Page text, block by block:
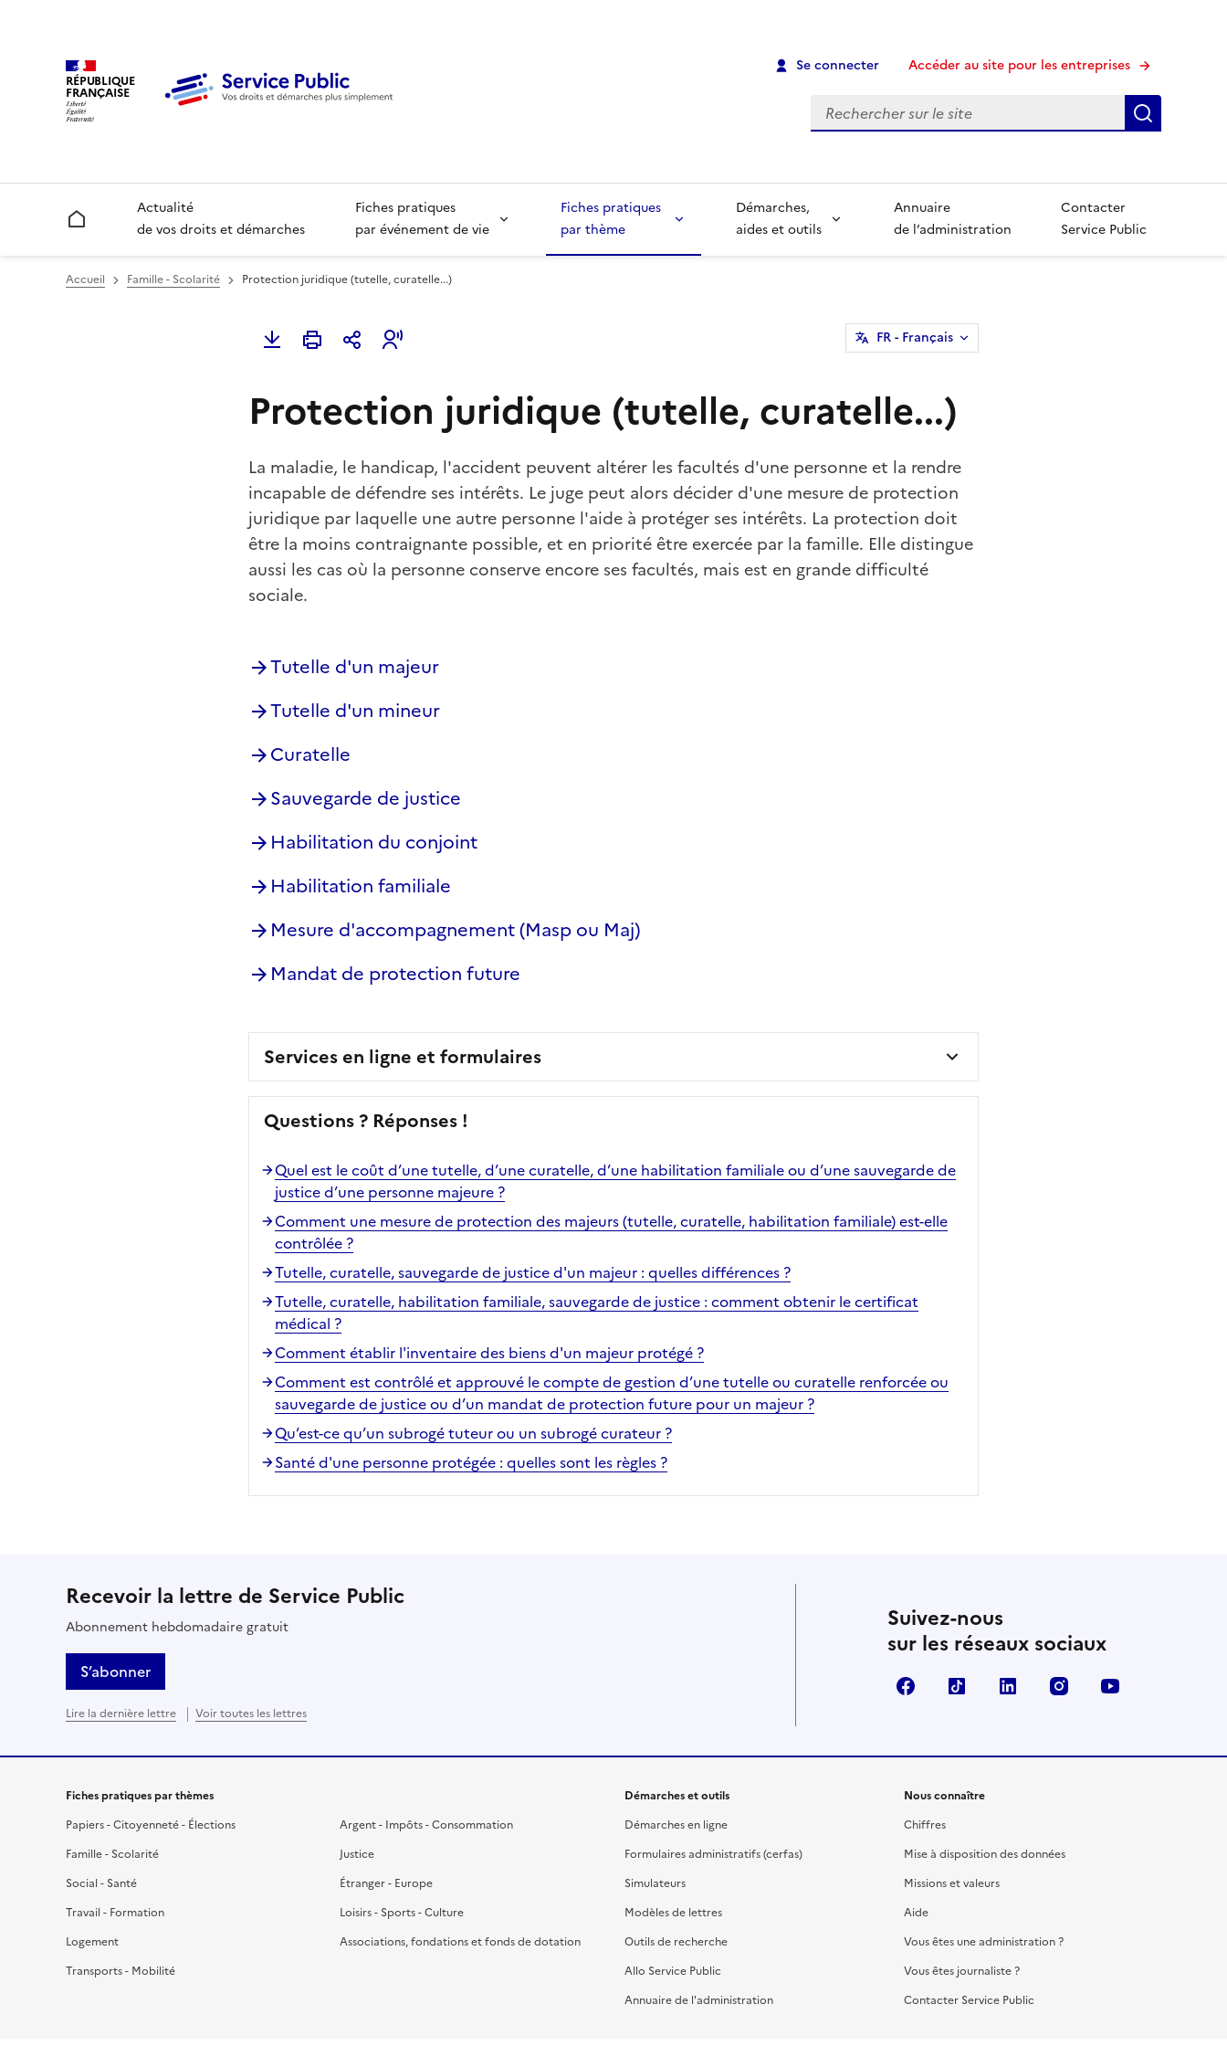
RÉPUBLIQUE
FRANÇAISE
Se connecter Accéder au site pour les entreprises
Recherche
Accueil
Actualité
de vos droits et démarches
Fiches pratiques
par événement de vie
Fiches pratiques
par thème
Démarches,
aides et outils
Annuaire
de l’administration
Contacter
Service Public
Accueil Famille - Scolarité Protection juridique (tutelle, curatelle...)
FR- Français
Protection juridique (tutelle, curatelle...)
La maladie, le handicap, l'accident peuvent altérer les facultés d'une personne et la rendre
incapable de défendre ses intérêts. Le juge peut alors décider d'une mesure de protection
juridique par laquelle une autre personne l'aide à protéger ses intérêts. La protection doit
être la moins contraignante possible, et en priorité être exercée par la famille. Elle distingue
aussi les cas où la personne conserve encore ses facultés, mais est en grande difficulté
sociale.
Tutelle d'un majeur
Tutelle d'un mineur
Curatelle
Sauvegarde de justice
Habilitation du conjoint
Habilitation familiale
Mesure d'accompagnement (Masp ou Maj)
Mandat de protection future
Services en ligne et formulaires
Questions ? Réponses !
Quel est le coût d’une tutelle, d’une curatelle, d’une habilitation familiale ou d’une sauvegarde de
justice d’une personne majeure ?
Comment une mesure de protection des majeurs (tutelle, curatelle, habilitation familiale) est-elle
contrôlée ?
Tutelle, curatelle, sauvegarde de justice d'un majeur : quelles différences ?
Tutelle, curatelle, habilitation familiale, sauvegarde de justice : comment obtenir le certificat
médical ?
Comment établir l'inventaire des biens d'un majeur protégé ?
Comment est contrôlé et approuvé le compte de gestion d’une tutelle ou curatelle renforcée ou
sauvegarde de justice ou d’un mandat de protection future pour un majeur ?
Qu’est-ce qu’un subrogé tuteur ou un subrogé curateur ?
Santé d'une personne protégée : quelles sont les règles ?
Recevoir la lettre de Service Public
Abonnement hebdomadaire gratuit
S’abonner
Lire la dernière lettre Voir toutes les lettres
Suivez-nous
sur les réseaux sociaux
FacebookTikTok LinkedIn Instagram
Fiches pratiques par thèmes
Papiers - Citoyenneté - Élections
Famille - Scolarité
Social - Santé
Travail - Formation
Logement
Transports - Mobilité
Argent - Impôts - Consommation
Justice
Étranger - Europe
Loisirs - Sports - Culture
Associations, fondations et fonds de dotation
Démarches et outils
Démarches en ligne
Formulaires administratifs (cerfas)
Simulateurs
Modèles de lettres
Outils de recherche
Allo Service Public
Annuaire de l'administration
Nous connaître
Chiffres
Mise à disposition des données
Missions et valeurs
Aide
Vous êtes une administration ?
Vous êtes journaliste ?
Contacter Service Public